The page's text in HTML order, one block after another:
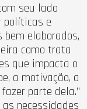
seu lado
políticas e
elaborados,
como trata
que impacta o
a motivação, a
parte dela.”
necessidades